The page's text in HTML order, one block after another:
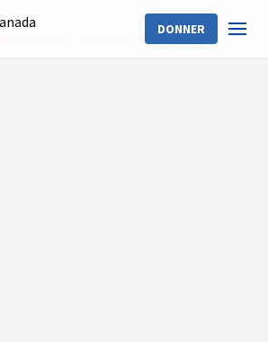
DONNER
🇨🇦 Surmonter l'anxiété et la dépression